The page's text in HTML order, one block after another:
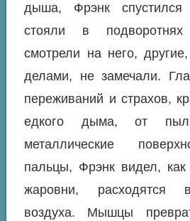
дыша, Фрэнк
стояли в
смотрели на него,
делами, не замечали.
переживаний и страхов,
едкого дыма, от
металлические
пальцы, Фрэнк видел, как
жаровни, расходятся
воздуха. Мышцы